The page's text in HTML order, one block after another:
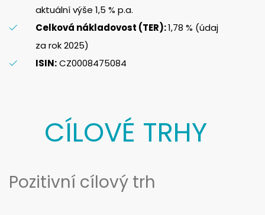
aktuální výše 1,5 % p.a.
Celková nákladovost (TER):1,78 % (údaj
za rok 2025)
ISIN:CZ0008475084
CÍLOVÉ TRHY
Pozitivní cílový trh